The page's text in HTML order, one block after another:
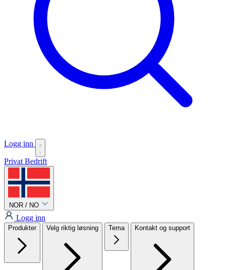
Logg inn
Privat Bedrift
NOR / NO
Logg inn
Produkter Velg riktig løsning Tema Kontakt og support